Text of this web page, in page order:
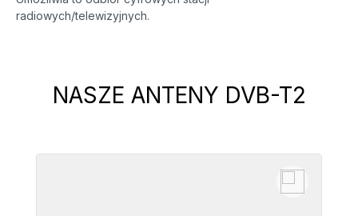
radiowych/telewizyjnych.
Pomiń galerię produktów
NASZE ANTENY DVB-T2